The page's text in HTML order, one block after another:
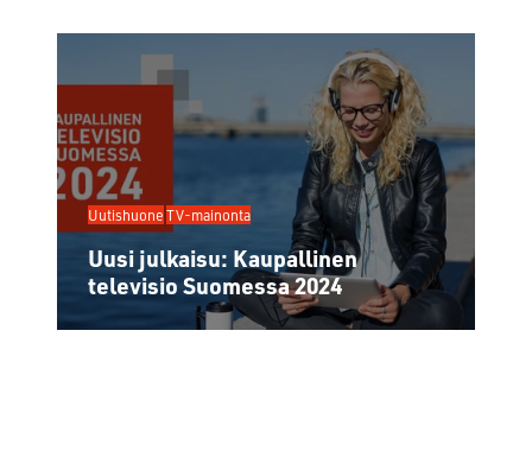
Uutishuone TV-mainonta
Uusi julkaisu: Kaupallinen
televisio Suomessa 2024